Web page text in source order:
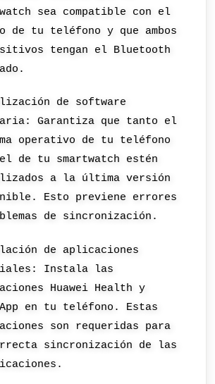
sea compatible con el
de tu teléfono y que ambos
tengan el Bluetooth
de software
Garantiza que tanto el
operativo de tu teléfono
el de tu smartwatch estén
a la última versión
Esto previene errores
de sincronización.
de aplicaciones
Instala las
Huawei Health y
en tu teléfono. Estas
son requeridas para
sincronización de las